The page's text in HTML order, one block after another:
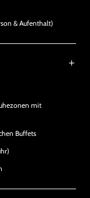
& Aufenthalt)
mit
Buffets